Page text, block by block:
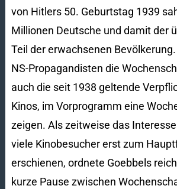
von Hitlers 50. Geburtstag 1939
Millionen Deutsche und damit der
Teil der erwachsenen
NS-Propagandisten die
auch die seit 1938 geltende
Kinos, im Vorprogramm eine
zeigen. Als zeitweise das
viele Kinobesucher erst zum
erschienen, ordnete Goebbels
kurze Pause zwischen